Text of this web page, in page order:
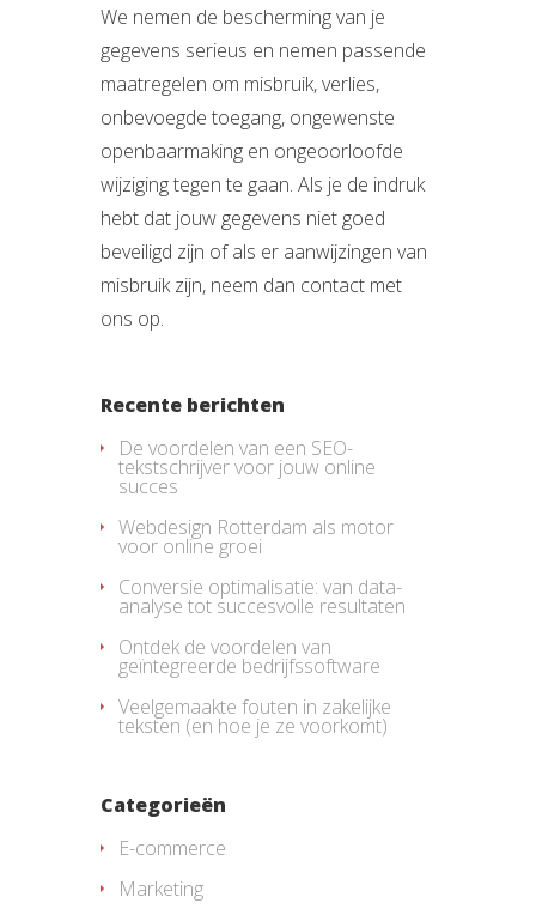
We nemen de bescherming van je
gegevens serieus en nemen passende
maatregelen om misbruik, verlies,
onbevoegde toegang, ongewenste
openbaarmaking en ongeoorloofde
wijziging tegen te gaan. Als je de indruk
hebt dat jouw gegevens niet goed
beveiligd zijn of als er aanwijzingen van
misbruik zijn, neem dan contact met
ons op.
Recente berichten
De voordelen van een SEO-
tekstschrijver voor jouw online
succes
Webdesign Rotterdam als motor
voor online groei
Conversie optimalisatie: van data-
analyse tot succesvolle resultaten
Ontdek de voordelen van
geïntegreerde bedrijfssoftware
Veelgemaakte fouten in zakelijke
teksten (en hoe je ze voorkomt)
Categorieën
E-commerce
Marketing